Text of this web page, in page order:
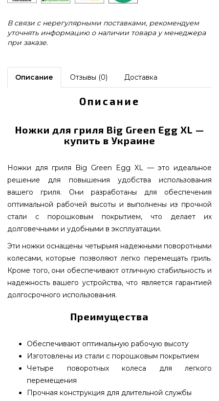
В связи с нерегулярными поставками, рекомендуем
уточнять информацию о наличии товара у менеджера
при заказе.
Описание Отзывы (0) Доставка
Описание
Ножки для гриля Big Green Egg XL —
купить в Украине
Ножки для гриля Big Green Egg XL — это идеальное
решение для повышения удобства использования
вашего гриля. Они разработаны для обеспечения
оптимальной рабочей высоты и выполнены из прочной
стали с порошковым покрытием, что делает их
долговечными и удобными в эксплуатации.
Эти ножки оснащены четырьмя надежными поворотными
колесами, которые позволяют легко перемещать гриль.
Кроме того, они обеспечивают отличную стабильность и
надежность вашего устройства, что является гарантией
долгосрочного использования.
Преимущества
Обеспечивают оптимальную рабочую высоту
Изготовлены из стали с порошковым покрытием
Четыре поворотных колеса для легкого
перемещения
Прочная конструкция для длительной службы